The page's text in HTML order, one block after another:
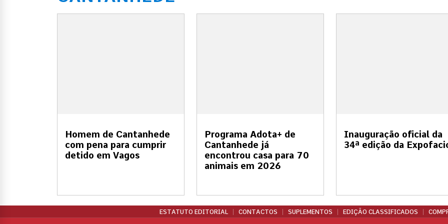
Homem de Cantanhede
com pena para cumprir
detido em Vagos
Programa Adota+ de
Cantanhede já
encontrou casa para 70
animais em 2026
Inauguração oficial da
34ª edição da
ESTATUTO EDITORIAL CONTACTOS SUPLEMENTOS EDIÇÃO CLASSIFICADOS